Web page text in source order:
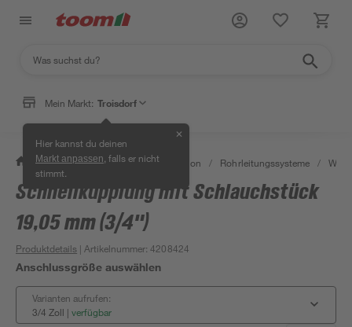
Mein Markt: Troisdorf
Hier kannst du deinen
Markt anpassen , falls er nicht
stimmt.
✕
/ Bad & Sanitär / Sanitärinstallation / Rohrleitungssysteme /
Schnellkupplung mit Schlauchstück
19,05 mm (3/4")
Produktdetails | Artikelnummer:4208424
Anschlussgröße auswählen
Varianten aufrufen:
3/4 Zoll | verfügbar